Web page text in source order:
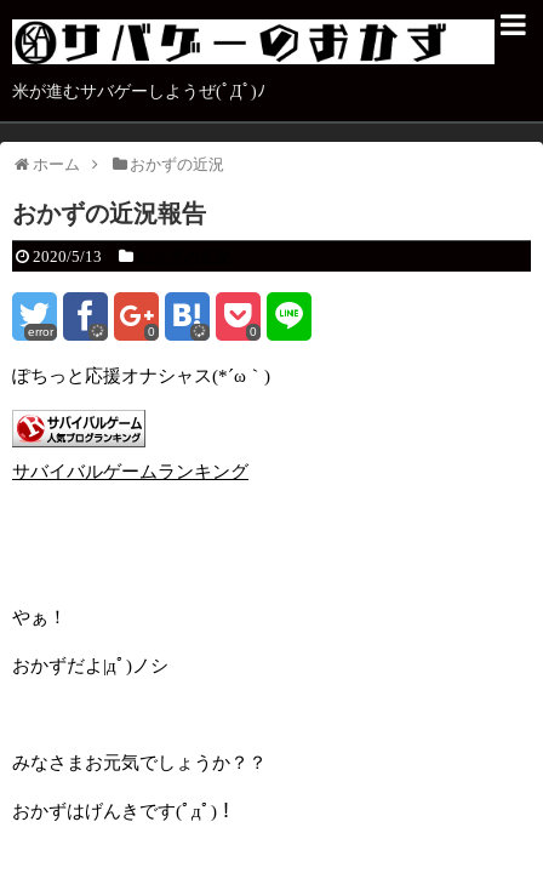
米が進むサバゲーしようぜ(ﾟДﾟ)ﾉ
ホーム おかずの近況
おかずの近況報告
2020/5/13
error 0 0
ぽちっと応援オナシャス(*´ω｀)
サバイバルゲームランキング
やぁ！
おかずだよ|дﾟ)ノシ
みなさまお元気でしょうか？？
おかずはげんきです(ﾟдﾟ)！